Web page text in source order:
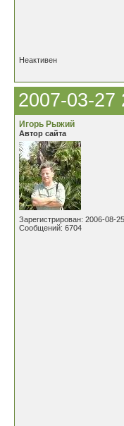
Неактивен
2007-03-27
Игорь Рыжий
Автор сайта
Зарегистрирован: 2006-08-25
Сообщений: 6704